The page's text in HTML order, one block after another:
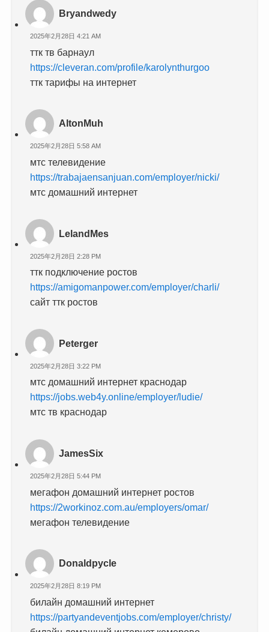
Bryandwedy
2025年2月28日 4:21 AM
ттк тв барнаул
https://cleveran.com/profile/karolynthurgoo
ттк тарифы на интернет
AltonMuh
2025年2月28日 5:58 AM
мтс телевидение
https://trabajaensanjuan.com/employer/nicki/
мтс домашний интернет
LelandMes
2025年2月28日 2:28 PM
ттк подключение ростов
https://amigomanpower.com/employer/charli/
сайт ттк ростов
Peterger
2025年2月28日 3:22 PM
мтс домашний интернет краснодар
https://jobs.web4y.online/employer/ludie/
мтс тв краснодар
JamesSix
2025年2月28日 5:44 PM
мегафон домашний интернет ростов
https://2workinoz.com.au/employers/omar/
мегафон телевидение
Donaldpycle
2025年2月28日 8:19 PM
билайн домашний интернет
https://partyandeventjobs.com/employer/christy/